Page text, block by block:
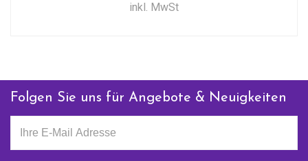
inkl. MwSt
Folgen Sie uns für Angebote & Neuigkeiten